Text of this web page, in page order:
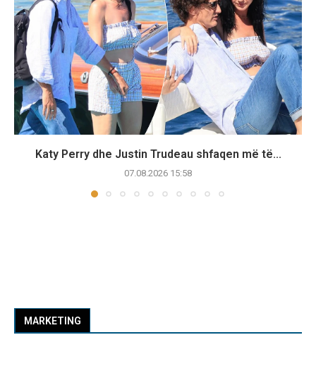
Katy Perry dhe Justin Trudeau shfaqen më të...
07.08.2026 15:58
MARKETING